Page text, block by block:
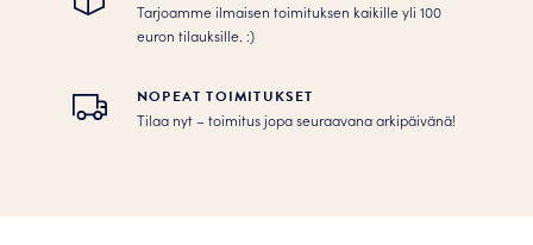
Tarjoamme ilmaisen toimituksen kaikille yli 100
euron tilauksille. :­­)
NOPEAT TOIMITUKSET
Tilaa nyt – toimitus jopa seuraavana arkipäivänä!